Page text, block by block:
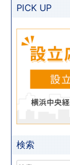
PICK UP
検索